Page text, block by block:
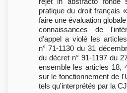
pratique du droit français
faire une évaluation
connaissances de
d'appel a violé les
n° 71-1130 du 31
du décret n° 91-1197 du
ensemble les articles 18,
sur le fonctionnement de
tels qu'interprétés par la